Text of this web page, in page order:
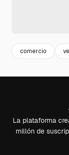
comercio
La plataforma
millón de